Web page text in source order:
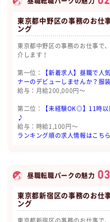
東京都中野区の事務のお仕
ング
東京都中野区の事務のお仕事で
介します！
第一位：
【新着求人】昼職で人
ナーのデビューしませんか？服
給与：月給200,000円〜
第二位：
【未経験OK◎】11時
♪
給与：時給1,100円〜
ランキング順の求人情報はこち
昼職転職パークの魅力 03
東京都新宿区の事務のお仕
ング
東京都新宿区の事務のお仕事で